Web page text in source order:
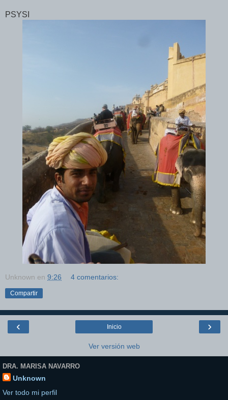
PSYSI
Unknown en 9:26 4 comentarios:
Compartir
‹ ›
Inicio
Ver versión web
DRA. MARISA NAVARRO
Unknown
Ver todo mi perfil